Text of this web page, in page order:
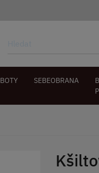
BOTY SEBEOBRANA